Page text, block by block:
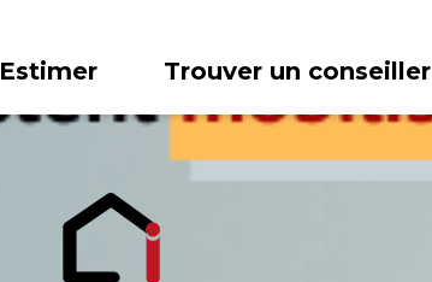
Estimer Trouver un conseiller